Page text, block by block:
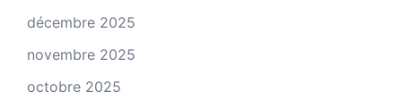
décembre 2025
novembre 2025
octobre 2025